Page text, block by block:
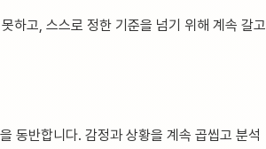
하고, 스스로 정한 기준을 넘기 위해 계속 갈고
동반합니다. 감정과 상황을 계속 곱씹고 분석